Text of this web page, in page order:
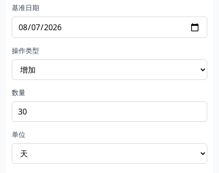
基准日期
操作类型
数量
单位